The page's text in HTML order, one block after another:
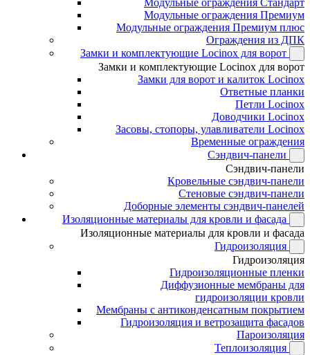
Модульные ограждения Стандарт
Модульные ограждения Премиум
Модульные ограждения Премиум плюс
Ограждения из ДПК
Замки и комплектующие Locinox для ворот
Замки и комплектующие Locinox для ворот
Замки для ворот и калиток Locinox
Ответные планки
Петли Locinox
Доводчики Locinox
Засовы, стопоры, улавливатели Locinox
Временные ограждения
Сэндвич-панели
Сэндвич-панели
Кровельные сэндвич-панели
Стеновые сэндвич-панели
Доборные элементы сэндвич-панелей
Изоляционные материалы для кровли и фасада
Изоляционные материалы для кровли и фасада
Гидроизоляция
Гидроизоляция
Гидроизоляционные пленки
Диффузионные мембраны для
гидроизоляции кровли
Мембраны с антиконденсатным покрытием
Гидроизоляция и ветрозащита фасадов
Пароизоляция
Теплоизоляция